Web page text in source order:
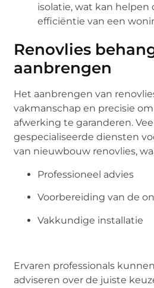
isolatie, wat kan helpen
efficiëntie van een
Renovlies
aanbrengen
Het aanbrengen van
vakmanschap en precisie
afwerking te garanderen.
gespecialiseerde diensten
van nieuwbouw renovlies,
Professioneel advies
Voorbereiding van de
Vakkundige installatie
Ervaren professionals
adviseren over de juiste